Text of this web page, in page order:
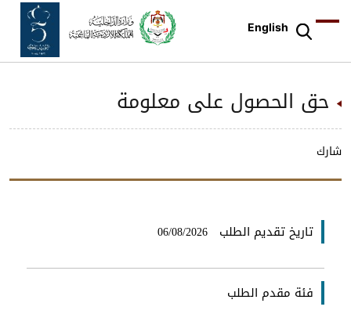
English
حق الحصول على معلومة
شارك
تاريخ تقديم الطلب 06/08/2026
فئة مقدم الطلب